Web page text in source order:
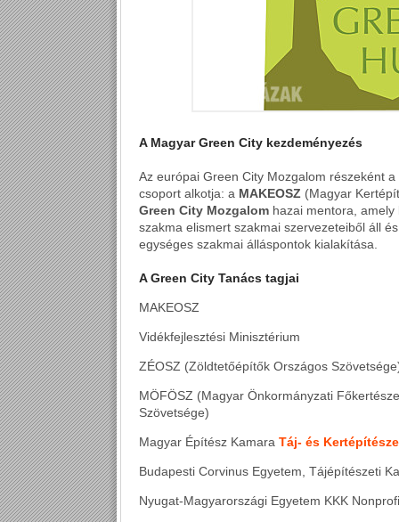
A Magyar Green City kezdeményezés
Az európai Green City Mozgalom részeként
csoport alkotja: a MAKEOSZ (Magyar
Green City Mozgalom hazai mentora,
szakma elismert szakmai szervezeteiből áll
egységes szakmai álláspontok kialakítása.
A Green City Tanács tagjai
MAKEOSZ
Vidékfejlesztési Minisztérium
ZÉOSZ (Zöldtetőépítők Országos
MÖFÖSZ (Magyar Önkormányzati
Szövetsége)
Magyar Építész Kamara Táj- és
Budapesti Corvinus Egyetem, Tájépítészeti
Nyugat-Magyarországi Egyetem KKK